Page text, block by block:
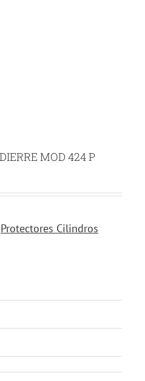
MOD 424 P
Protectores Cilindros